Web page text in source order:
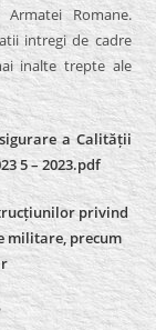
Romane.
intregi de cadre
inalte trepte ale
a Calității
5 – 2023.pdf
privind
militare, precum